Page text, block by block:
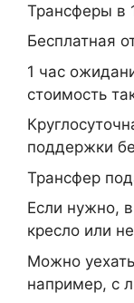
Трансферы в
Бесплатная
1 час
стоимость
поддержки
Трансфер
Если нужно,
кресло или
Можно
например, с